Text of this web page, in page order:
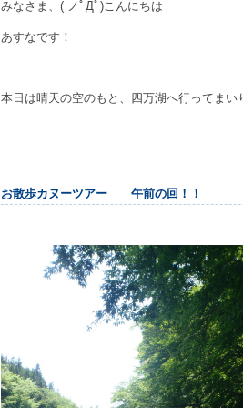
みなさま、( ノﾟДﾟ)こんにちは
あすなです！
本日は晴天の空のもと、四万湖へ行ってまい
お散歩カヌーツアー 午前の回！！